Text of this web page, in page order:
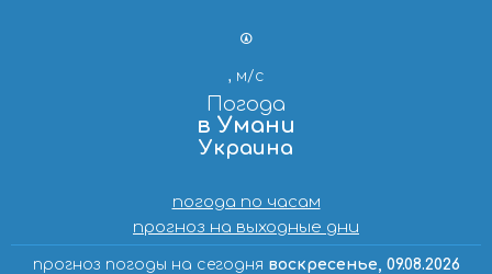
, м/с
Погода
в Умани
Украина
погода по часам
прогноз на выходные дни
прогноз погоды на сегодня воскресенье, 09.08.2026